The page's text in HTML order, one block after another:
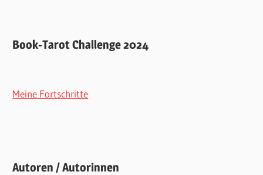
Book-Tarot Challenge 2024
Meine Fortschritte
Autoren / Autorinnen